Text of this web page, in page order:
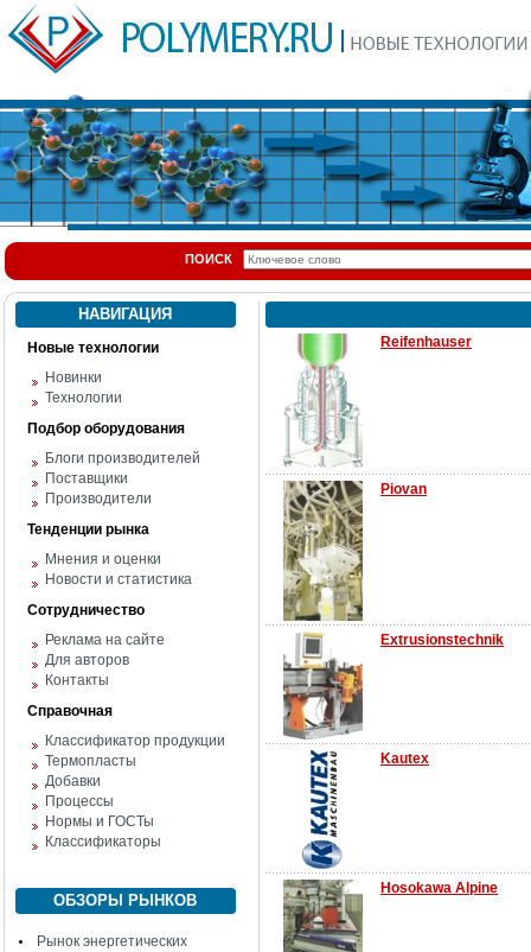
ПОИСК
НАВИГАЦИЯ
Новые технологии
Новинки
Технологии
Подбор оборудования
Блоги производителей
Поставщики
Производители
Тенденции рынка
Мнения и оценки
Новости и статистика
Сотрудничество
Реклама на сайте
Для авторов
Контакты
Справочная
Классификатор продукции
Термопласты
Добавки
Процессы
Нормы и ГОСТы
Классификаторы
ОБЗОРЫ РЫНКОВ
Рынок энергетических
Reifenhauser
Piovan
Extrusionstechnik
Kautex
Hosokawa Alpine